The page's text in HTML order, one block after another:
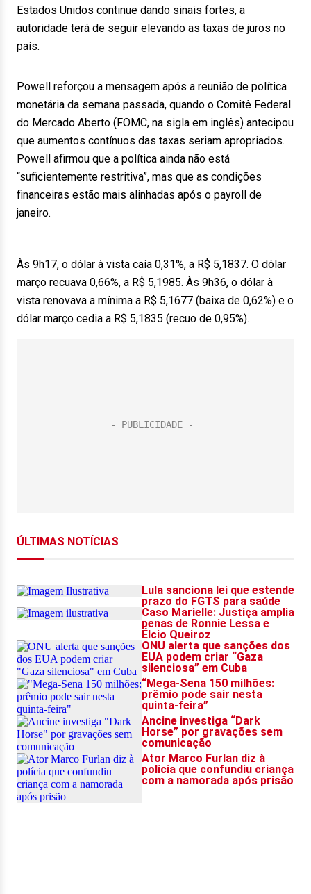
Estados Unidos continue dando sinais fortes, a
autoridade terá de seguir elevando as taxas de juros no
país.
Powell reforçou a mensagem após a reunião de política
monetária da semana passada, quando o Comitê Federal
do Mercado Aberto (FOMC, na sigla em inglês) antecipou
que aumentos contínuos das taxas seriam apropriados.
Powell afirmou que a política ainda não está
“suficientemente restritiva”, mas que as condições
financeiras estão mais alinhadas após o payroll de
janeiro.
Às 9h17, o dólar à vista caía 0,31%, a R$ 5,1837. O dólar
março recuava 0,66%, a R$ 5,1985. Às 9h36, o dólar à
vista renovava a mínima a R$ 5,1677 (baixa de 0,62%) e o
dólar março cedia a R$ 5,1835 (recuo de 0,95%).